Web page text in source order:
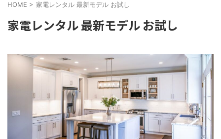
HOME > 家電レンタル 最新モデル お試し
家電レンタル 最新モデル お試し